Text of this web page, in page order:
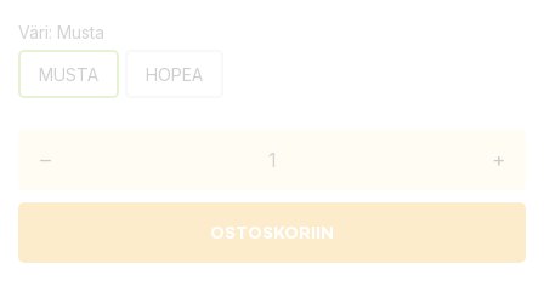
Väri: Musta
MUSTA HOPEA
– +
OSTOSKORIIN